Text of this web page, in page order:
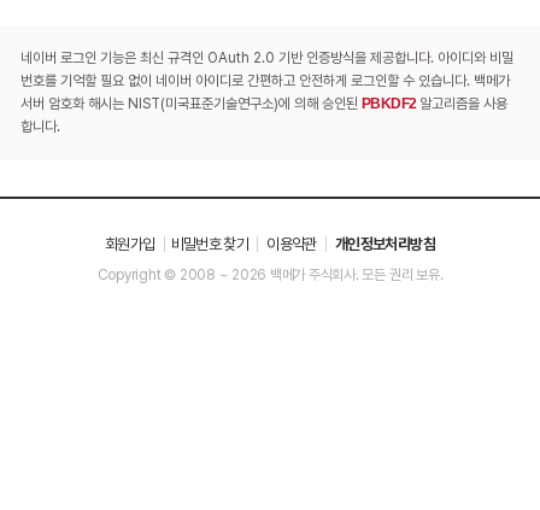
네이버 로그인 기능은 최신 규격인 OAuth 2.0 기반 인증방식을 제공합니다. 아이디와 비밀
번호를 기억할 필요 없이 네이버 아이디로 간편하고 안전하게 로그인할 수 있습니다. 백메가
서버 암호화 해시는 NIST(미국표준기술연구소)에 의해 승인된 PBKDF2알고리즘을 사용
합니다.
회원가입 비밀번호 찾기 이용약관 개인정보처리방침
Copyright © 2008 ~ 2026 백메가 주식회사. 모든 권리 보유.